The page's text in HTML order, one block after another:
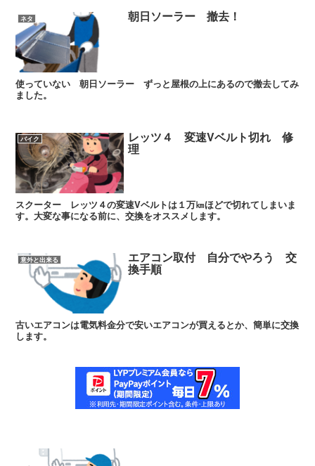
ネタ 朝日ソーラー 撤去！
使っていない 朝日ソーラー ずっと屋根の上にあるので撤去してみ
ました。
バイク レッツ４ 変速Vベルト切れ 修
理
スクーター レッツ４の変速Vベルトは１万㎞ほどで切れてしまいま
す。大変な事になる前に、交換をオススメします。
意外と出来る エアコン取付 自分でやろう 交
換手順
古いエアコンは電気料金分で安いエアコンが買えるとか、簡単に交換
します。